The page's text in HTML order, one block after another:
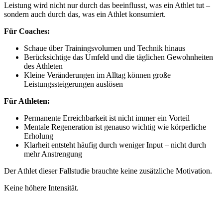
Leistung wird nicht nur durch das beeinflusst, was ein Athlet tut –
sondern auch durch das, was ein Athlet konsumiert.
Für Coaches:
Schaue über Trainingsvolumen und Technik hinaus
Berücksichtige das Umfeld und die täglichen Gewohnheiten
des Athleten
Kleine Veränderungen im Alltag können große
Leistungssteigerungen auslösen
Für Athleten:
Permanente Erreichbarkeit ist nicht immer ein Vorteil
Mentale Regeneration ist genauso wichtig wie körperliche
Erholung
Klarheit entsteht häufig durch weniger Input – nicht durch
mehr Anstrengung
Der Athlet dieser Fallstudie brauchte keine zusätzliche Motivation.
Keine höhere Intensität.